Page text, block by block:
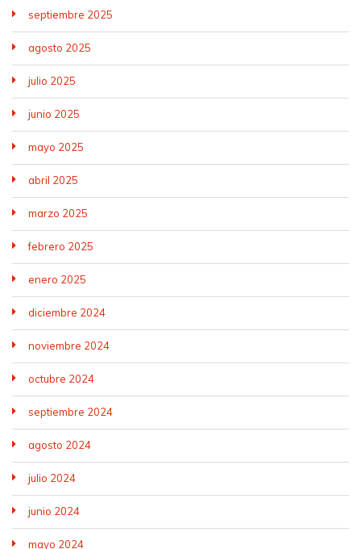
septiembre 2025
agosto 2025
julio 2025
junio 2025
mayo 2025
abril 2025
marzo 2025
febrero 2025
enero 2025
diciembre 2024
noviembre 2024
octubre 2024
septiembre 2024
agosto 2024
julio 2024
junio 2024
mayo 2024